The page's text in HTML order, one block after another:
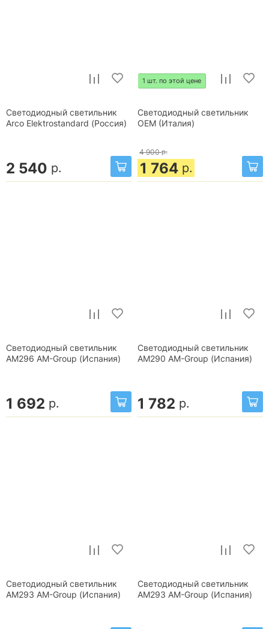
Светодиодный светильник
Arco Elektrostandard (Россия)
2 540 р.
1 шт. по этой цене
Светодиодный светильник
OEM (Италия)
4 900 р.
1 764 р.
Светодиодный светильник
AM296 AM-Group (Испания)
1 692 р.
Светодиодный светильник
AM290 AM-Group (Испания)
1 782 р.
Светодиодный светильник
AM293 AM-Group (Испания)
Светодиодный светильник
AM293 AM-Group (Испания)